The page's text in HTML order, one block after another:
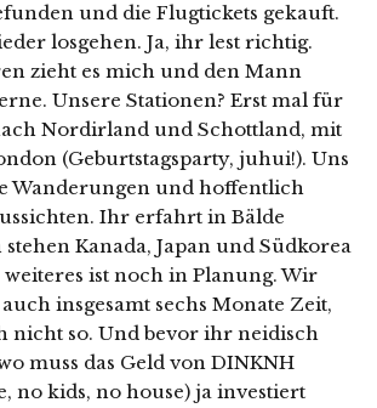
und die Flugtickets gekauft.
losgehen. Ja, ihr lest richtig.
zieht es mich und den Mann
Unsere Stationen? Erst mal für
Nordirland und Schottland, mit
(Geburtstagsparty, juhui!). Uns
Wanderungen und hoffentlich
Ihr erfahrt in Bälde
Kanada, Japan und Südkorea
weiteres ist noch in Planung. Wir
insgesamt sechs Monate Zeit,
nicht so. Und bevor ihr neidisch
muss das Geld von DINKNH
no kids, no house) ja investiert